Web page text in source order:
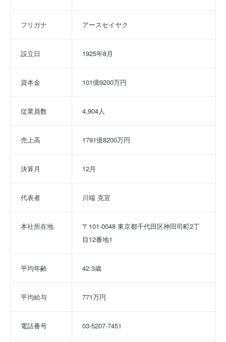
フリガナ アースセイヤク
設立日 1925年8月
資本金 101億9200万円
従業員数 4,904人
売上高 1791億8200万円
決算月 12月
代表者 川端 克宜
本社所在地
〒101-0048 東京都千代田区神田司町2丁
目12番地1
平均年齢 42.3歳
平均給与 771万円
電話番号 03-5207-7451